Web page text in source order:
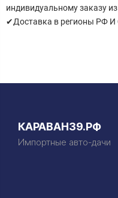
индивидуальному заказу
✔Доставка в регионы РФ И
КАРАВАН39.РФ
Импортные авто-дачи